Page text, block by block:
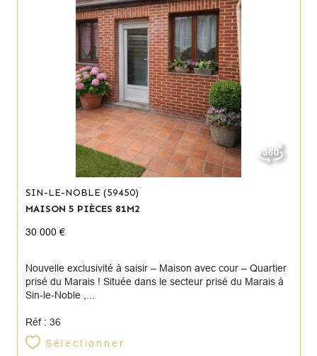
SIN-LE-NOBLE (59450)
MAISON 5 PIÈCES 81M2
30 000 €
Nouvelle exclusivité à saisir – Maison avec cour – Quartier
prisé du Marais ! Située dans le secteur prisé du Marais à
Sin-le-Noble ,...
Réf : 36
Sélectionner